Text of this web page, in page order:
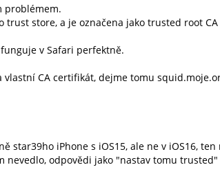
problémem.
store, a je označena jako trusted root
v Safari perfektně.
CA certifikát, dejme tomu
star39ho iPhone s iOS15, ale ne v iOS16,
odpovědi jako "nastav tomu